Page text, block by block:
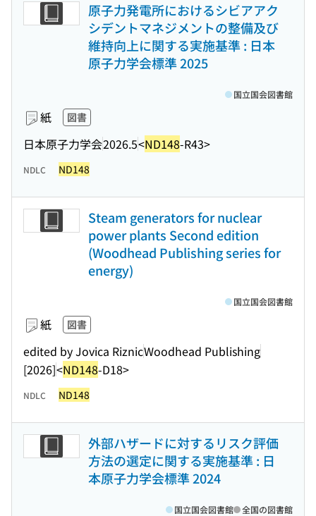
原子力発電所におけるシビアアク
シデントマネジメントの整備及び
維持向上に関する実施基準 : 日本
原子力学会標準 2025
紙 図書
日本原子力学会2026.5<ND148-R43>
国立国会図書館
NDLC ND148
Steam generators for nuclear
power plants Second edition
(Woodhead Publishing series for
energy)
紙 図書
edited by Jovica RiznicWoodhead Publishing
[2026]<ND148-D18>
国立国会図書館
NDLC ND148
外部ハザードに対するリスク評価
方法の選定に関する実施基準 : 日
本原子力学会標準 2024
国立国会図書館 全国の図書館